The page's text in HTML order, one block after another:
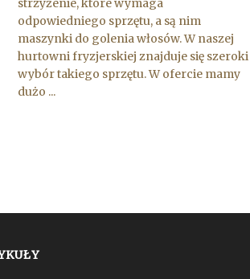
strzyżenie, które wymaga
odpowiedniego sprzętu, a są nim
maszynki do golenia włosów. W naszej
hurtowni fryzjerskiej znajduje się szeroki
wybór takiego sprzętu. W ofercie mamy
dużo ...